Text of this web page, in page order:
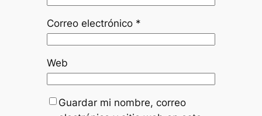
Correo electrónico *
Web
Guardar mi nombre, correo